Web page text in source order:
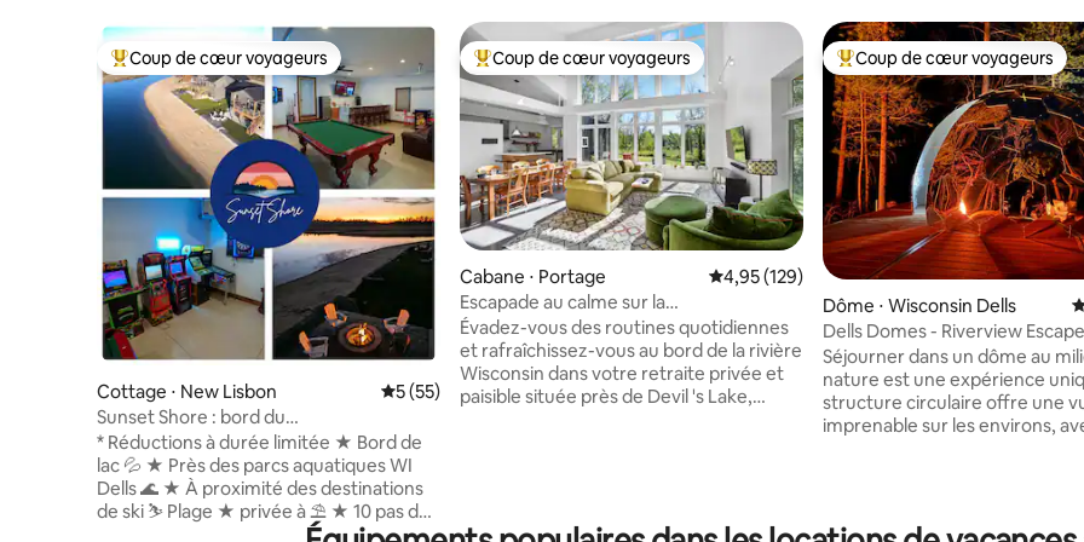
Coups de cœur voyageurs les plus appréciés
Coup de cœur voyageurs
Cottage ⋅ New Lisbon Évaluation moyenne sur la base de 55 commentaires : 5 sur 5
5 (55)
Sunset Shore : bord du
lac/plage/arcade/jacuzzi/massage
* Réductions à durée limitée ★ Bord de
lac 💦 ★ Près des parcs aquatiques WI
Dells 🌊 ★ À proximité des destinations
de ski ⛷ Plage ★ privée à ⛱️ ★ 10 pas de
la plage ★ Garage Hangout :
Coups de cœur voyageurs les plus appréciés
Coup de cœur voyageurs
Cabane ⋅ Portage Évaluation moyenne sur la base de 129
4,95 (129)
Escapade au calme sur la
rivière Wisconsin avec jacuzzi, près d'un
golf
Évadez-vous des routines quotidiennes
et rafraîchissez-vous au bord de la rivière
Wisconsin dans votre retraite privée et
paisible située près de Devil 's Lake,
de plein air. Le design moderne et
Coups de cœur voyageurs les
Coup de cœur voyageurs
Dôme ⋅ Wisconsin Dells
Dells Domes - Riverview
Séjourner dans un dôme au
nature est une expérience
structure circulaire offre une
imprenable sur les environs,